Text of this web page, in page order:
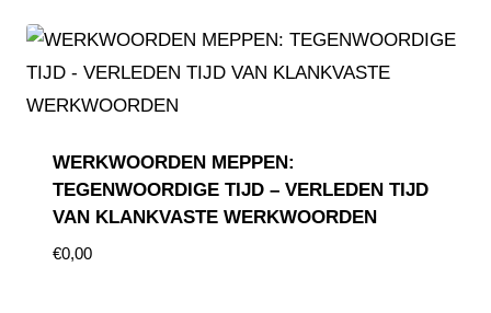
WERKWOORDEN MEPPEN:
TEGENWOORDIGE TIJD – VERLEDEN TIJD
VAN KLANKVASTE WERKWOORDEN
€0,00